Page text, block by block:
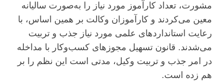
مشورت، تعداد کارآموز مورد نیاز را به‌صورت سالیانه
معین می‌کردند و کارآموزان وکالت بر همین اساس، با
رعایت استاندارد‌های علمی مورد نیاز جذب و تربیت
می‌شدند. قانون تسهیل مجوز‌های کسب‌وکار با مداخله
در امر جذب و تربیت وکیل، مدتی است این نظم را بر
هم زده است.